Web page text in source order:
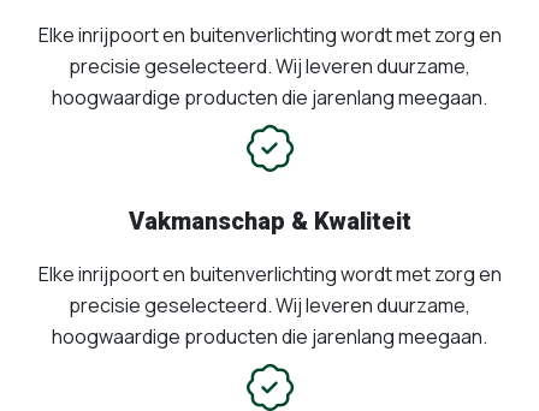
Elke inrijpoort en buitenverlichting wordt met zorg en
precisie geselecteerd. Wij leveren duurzame,
hoogwaardige producten die jarenlang meegaan.
Vakmanschap & Kwaliteit
Elke inrijpoort en buitenverlichting wordt met zorg en
precisie geselecteerd. Wij leveren duurzame,
hoogwaardige producten die jarenlang meegaan.